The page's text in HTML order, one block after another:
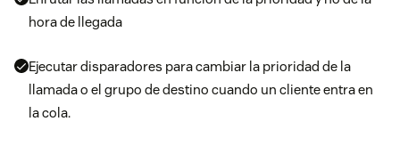
hora de llegada
Ejecutar disparadores para cambiar la prioridad de la
llamada o el grupo de destino cuando un cliente entra en
la cola.